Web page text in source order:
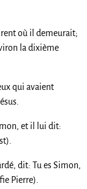
où il demeurait;
la dixième
qui avaient
et il lui dit:
dit: Tu es Simon,
Pierre).